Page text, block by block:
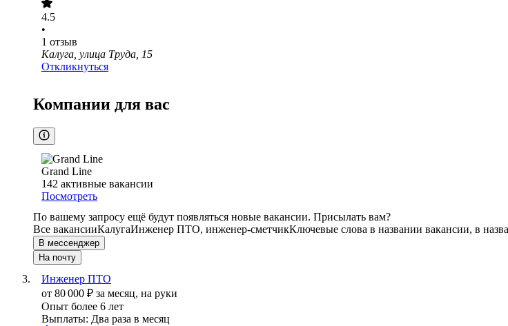
4.5
•
1 отзыв
Калуга, улица Труда, 15
Откликнуться
Компании для вас
Grand Line
142 активные вакансии
Посмотреть
По вашему запросу ещё будут появляться новые вакансии. Присылать вам?
Все вакансииКалугаИнженер ПТО, инженер-сметчикКлючевые слова в названии вакансии, в
В мессенджер
На почту
Инженер ПТО
от 80 000 ₽ за месяц, на руки
Опыт более 6 лет
Выплаты: Два раза в месяц